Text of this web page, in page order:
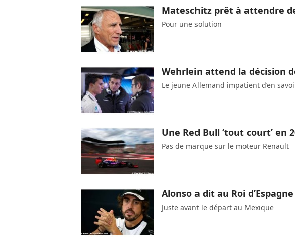
Mateschitz prêt à attendre
Pour une solution
Wehrlein attend la décision
Le jeune Allemand impatient d’en
Une Red Bull ’tout court’ en
Pas de marque sur le moteur Renault
Alonso a dit au Roi
Juste avant le départ au Mexique